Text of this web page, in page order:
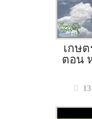
เกษ
ตอน